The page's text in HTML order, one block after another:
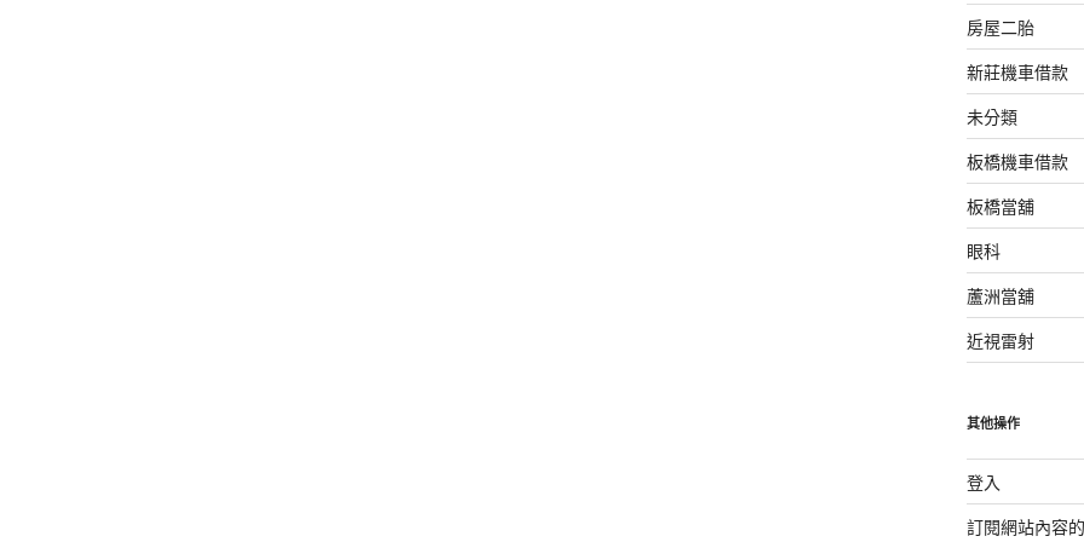
房屋二胎
新莊機車借款
未分類
板橋機車借款
板橋當舖
眼科
蘆洲當舖
近視雷射
其他操作
登入
訂閱網站內容